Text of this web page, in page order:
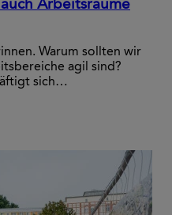
Arbeitsräume
Warum sollten wir
agil sind?
sich…